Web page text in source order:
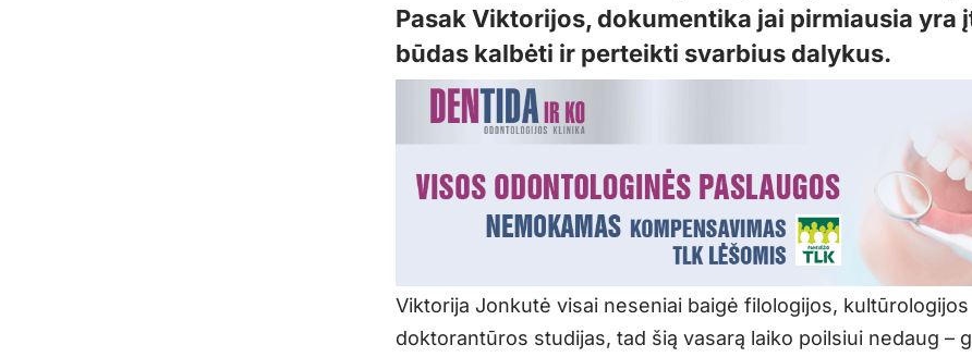
Pasak Viktorijos, dokumentika jai pirmiausia yra
būdas kalbėti ir perteikti svarbius dalykus.
Viktorija Jonkutė visai neseniai baigė filologijos, kultūrologijos
doktorantūros studijas, tad šią vasarą laiko poilsiui nedaug –